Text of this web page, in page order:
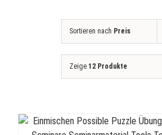
Sortieren nach Preis
Zeige 12 Produkte